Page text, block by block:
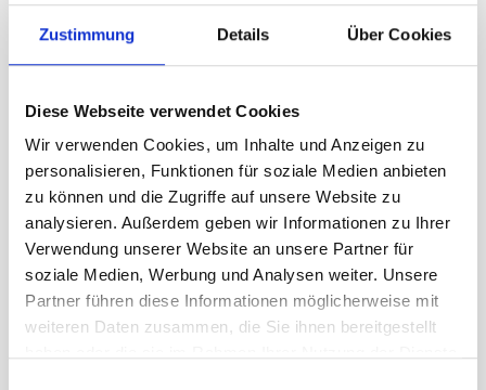
Zustimmung Details Über Cookies
Diese Webseite verwendet Cookies
Wir verwenden Cookies, um Inhalte und Anzeigen zu
personalisieren, Funktionen für soziale Medien anbieten
zu können und die Zugriffe auf unsere Website zu
analysieren. Außerdem geben wir Informationen zu Ihrer
Verwendung unserer Website an unsere Partner für
soziale Medien, Werbung und Analysen weiter. Unsere
Partner führen diese Informationen möglicherweise mit
weiteren Daten zusammen, die Sie ihnen bereitgestellt
Carrello
Asta in legno, nera
300 cm, Ø 30 mm
CHF 341.00